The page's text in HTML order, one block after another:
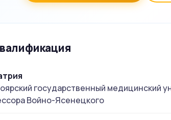
государственный медицинский
Войно-Ясенецкого